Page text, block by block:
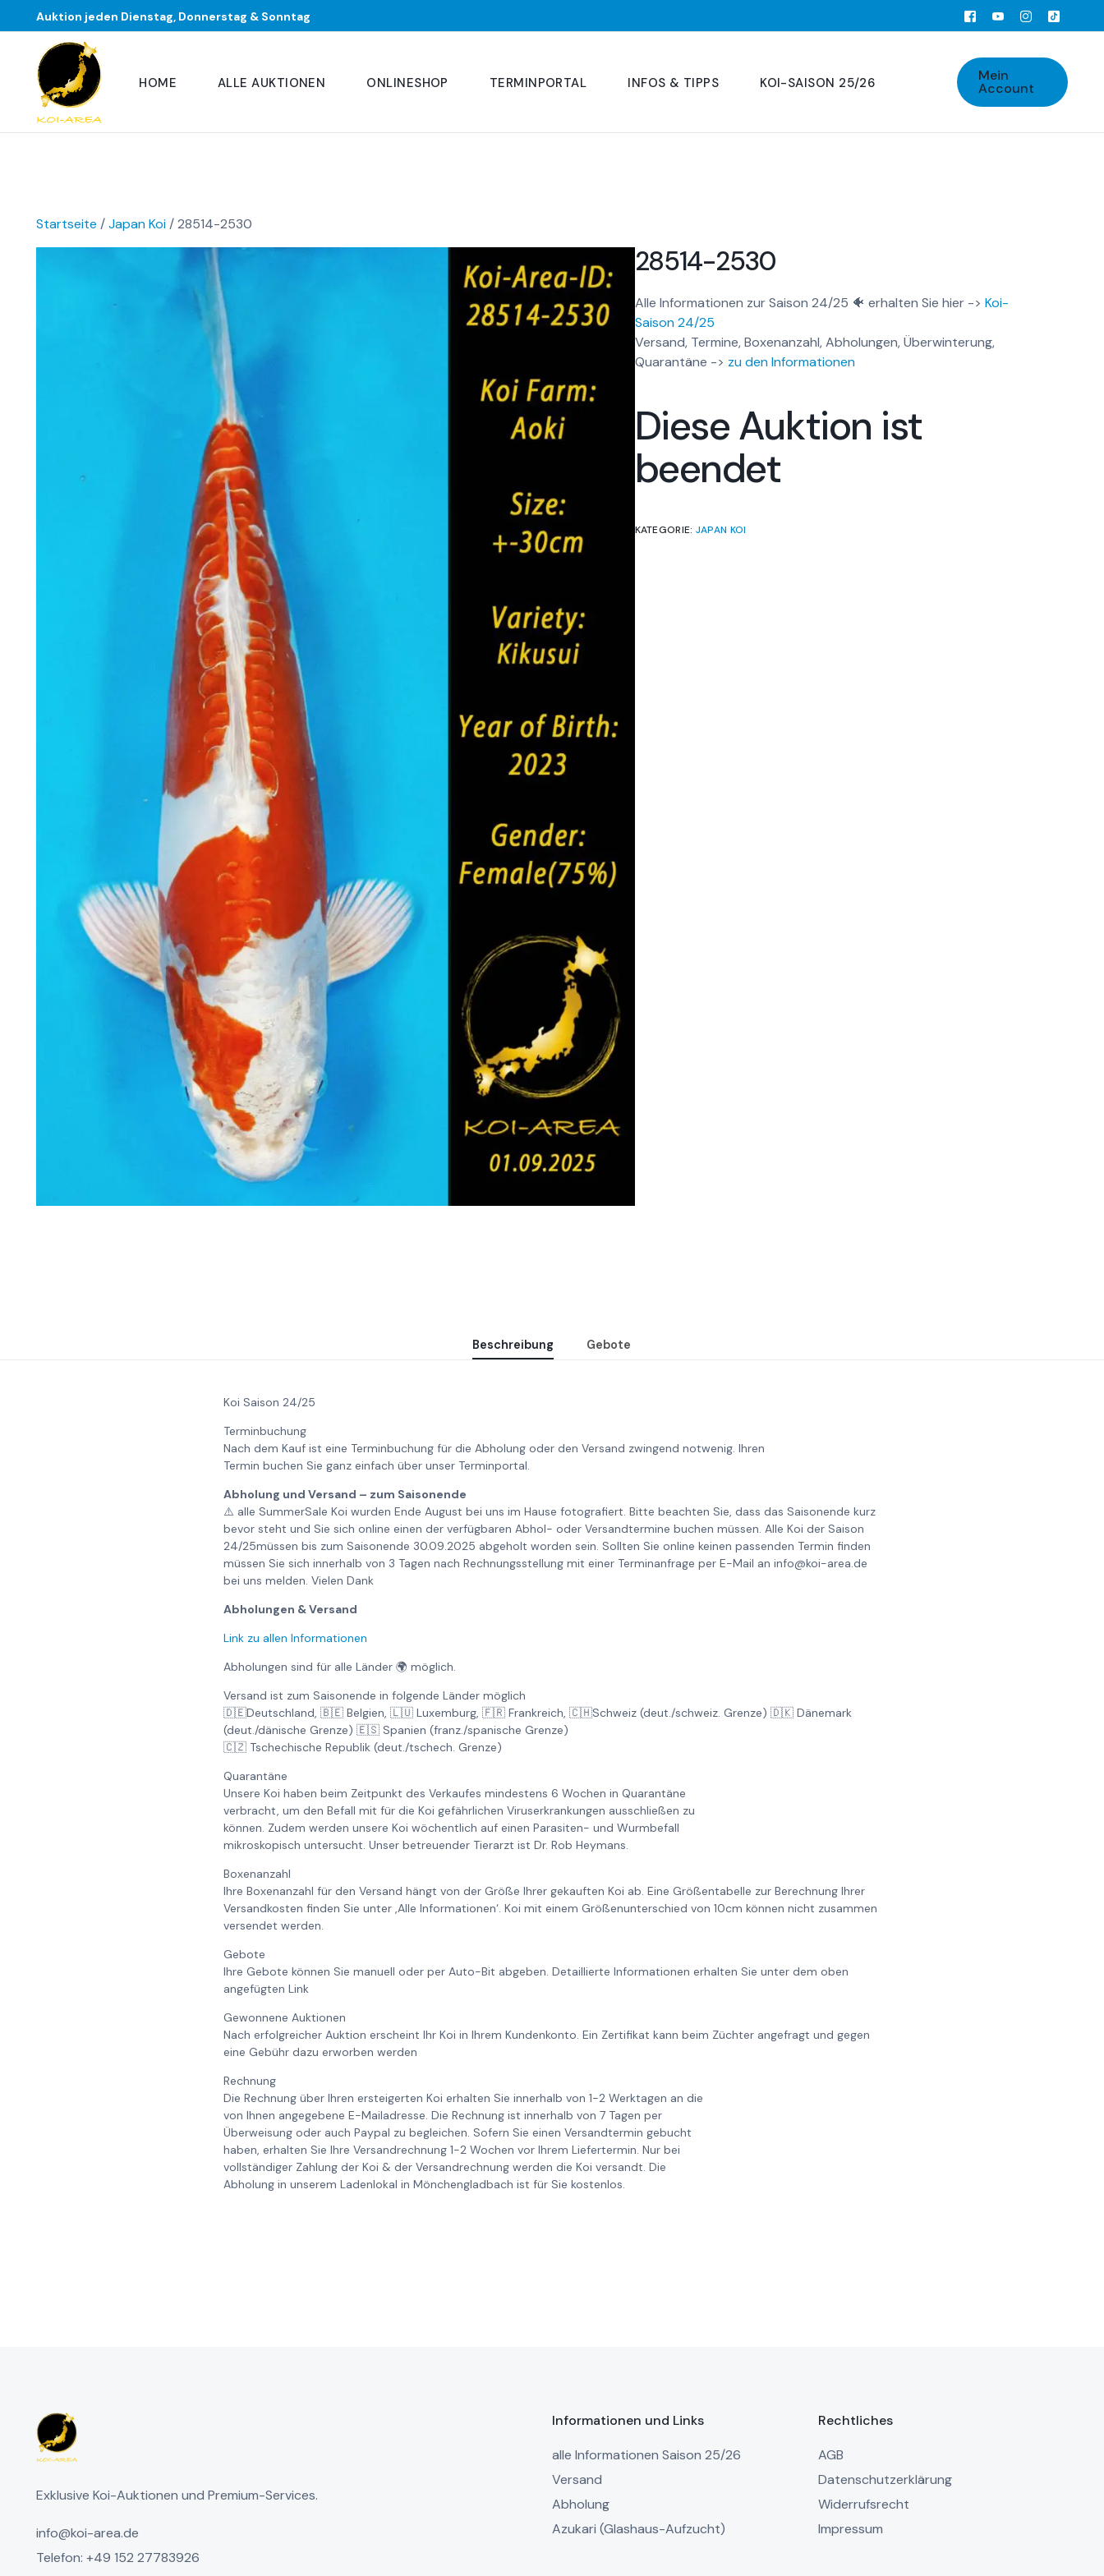
Auktion jeden Dienstag, Donnerstag & Sonntag
HOME ALLE AUKTIONEN ONLINESHOP TERMINPORTAL INFOS & TIPPS KOI-SAISON 25/26 Mein
Account
Startseite /Japan Koi/ 28514-2530
28514-2530
Alle Informationen zur Saison 24/25 🐠 erhalten Sie hier -> Koi-
Saison 24/25
Versand, Termine, Boxenanzahl, Abholungen, Überwinterung,
Quarantäne -> zu den Informationen
Diese Auktion ist
beendet
KATEGORIE: JAPAN KOI
Beschreibung Gebote
Koi Saison 24/25
Terminbuchung
Nach dem Kauf ist eine Terminbuchung für die Abholung oder den Versand zwingend notwenig. Ihren
Termin buchen Sie ganz einfach über unser Terminportal.
Abholung und Versand – zum Saisonende
⚠️ alle SummerSale Koi wurden Ende August bei uns im Hause fotografiert. Bitte beachten Sie, dass das Saisonende kurz
bevor steht und Sie sich online einen der verfügbaren Abhol- oder Versandtermine buchen müssen. Alle Koi der Saison
24/25müssen bis zum Saisonende 30.09.2025 abgeholt worden sein. Sollten Sie online keinen passenden Termin finden
müssen Sie sich innerhalb von 3 Tagen nach Rechnungsstellung mit einer Terminanfrage per E-Mail an info@koi-area.de
bei uns melden. Vielen Dank
Abholungen & Versand
Link zu allen Informationen
Abholungen sind für alle Länder 🌍 möglich.
Versand ist zum Saisonende in folgende Länder möglich
🇩🇪Deutschland, 🇧🇪 Belgien, 🇱🇺 Luxemburg, 🇫🇷 Frankreich, 🇨🇭Schweiz (deut./schweiz. Grenze) 🇩🇰 Dänemark
(deut./dänische Grenze) 🇪🇸 Spanien (franz./spanische Grenze)
🇨🇿 Tschechische Republik (deut./tschech. Grenze)
Quarantäne
Unsere Koi haben beim Zeitpunkt des Verkaufes mindestens 6 Wochen in Quarantäne
verbracht, um den Befall mit für die Koi gefährlichen Viruserkrankungen ausschließen zu
können. Zudem werden unsere Koi wöchentlich auf einen Parasiten- und Wurmbefall
mikroskopisch untersucht. Unser betreuender Tierarzt ist Dr. Rob Heymans.
Boxenanzahl
Ihre Boxenanzahl für den Versand hängt von der Größe Ihrer gekauften Koi ab. Eine Größentabelle zur Berechnung Ihrer
Versandkosten finden Sie unter ‚Alle Informationen‘. Koi mit einem Größenunterschied von 10cm können nicht zusammen
versendet werden.
Gebote
Ihre Gebote können Sie manuell oder per Auto-Bit abgeben. Detaillierte Informationen erhalten Sie unter dem oben
angefügten Link
Gewonnene Auktionen
Nach erfolgreicher Auktion erscheint Ihr Koi in Ihrem Kundenkonto. Ein Zertifikat kann beim Züchter angefragt und gegen
eine Gebühr dazu erworben werden
Rechnung
Die Rechnung über Ihren ersteigerten Koi erhalten Sie innerhalb von 1-2 Werktagen an die
von Ihnen angegebene E-Mailadresse. Die Rechnung ist innerhalb von 7 Tagen per
Überweisung oder auch Paypal zu begleichen. Sofern Sie einen Versandtermin gebucht
haben, erhalten Sie Ihre Versandrechnung 1-2 Wochen vor Ihrem Liefertermin. Nur bei
vollständiger Zahlung der Koi & der Versandrechnung werden die Koi versandt. Die
Abholung in unserem Ladenlokal in Mönchengladbach ist für Sie kostenlos.
Exklusive Koi-Auktionen und Premium-Services.
info@koi-area.de
Telefon: +49 152 27783926
Informationen und Links
alle Informationen Saison 25/26
Versand
Abholung
Azukari (Glashaus-Aufzucht)
Rechtliches
AGB
Datenschutzerklärung
Widerrufsrecht
Impressum